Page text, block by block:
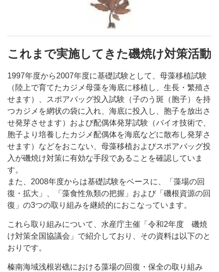
これまで実施してきた磯焼け対策活動
1997年度から2007年度に基礎試験として、母藻移植試験
（陸上で育てたカジメ母藻を海底に移植し、生長・繁殖さ
せます）、スポアバッグ投入試験（子のう斑（胞子）を持
つカジメを網状の袋に入れ、海底に投入し、胞子を放出さ
せ発芽させます）および配偶体発芽試験（バイオ技術で、
胞子より培養したカジメ配偶体を海底などに散布し発芽さ
せます）などをおこない、母藻移植およびスポアバッグ投
入が磯焼け対策に有効な手段であることを確認していま
す。
また、2008年度からは基礎試験をベースに、「藻場の回
復・拡大」、「藻食性魚類の把握」および「磯根資源の回
復」の3つの取り組みを継続的におこなっています。
これら取り組みについて、水産庁主催「令和2年度 磯焼
け対策全国協議会」で紹介しており、その資料は以下のと
おりです。
榛南海域浅根岩礁における藻場の回復・保全の取り組み